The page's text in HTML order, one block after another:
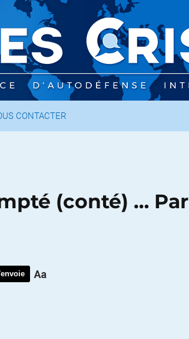
CONTACTER
(conté) … Par